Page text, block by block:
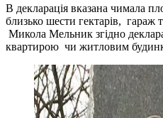
В декларація вказана чимала
близько шести гектарів, гараж
Микола Мельник згідно
квартирою чи житловим